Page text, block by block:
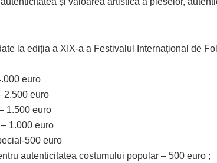
la ediția a XIX-a a Festivalul Internațional de
euro
2.500 euro
1.500 euro
1.000 euro
500 euro
autenticitatea costumului popular – 500 euro ;